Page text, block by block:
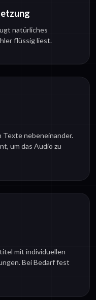
natürliches
flüssig liest.
Texte nebeneinander.
um das Audio zu
mit individuellen
Bei Bedarf fest